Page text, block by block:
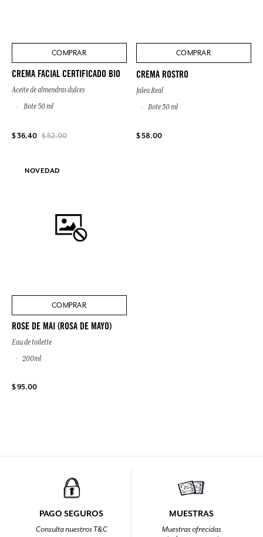
COMPRAR
CREMA FACIAL CERTIFICADO BIO
Aceite de almendras dulces
Bote 50 ml
$ 36.40 $ 52.00
COMPRAR
CREMA ROSTRO
Jalea Real
Bote 50 ml
$ 58.00
NOVEDAD
COMPRAR
ROSE DE MAI (ROSA DE MAYO)
Eau de toilette
200ml
$ 95.00
PAGO SEGUROS
Consulta nuestros T&C
MUESTRAS
Muestras ofrecidas